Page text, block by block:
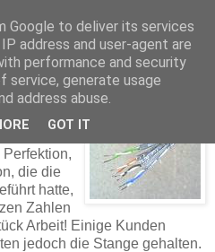
die die
hatte,
Zahlen
Arbeit! Einige Kunden
jedoch die Stange gehalten.
Google to deliver its services
address and user-agent are
performance and security
service, generate usage
address abuse.
GOT IT